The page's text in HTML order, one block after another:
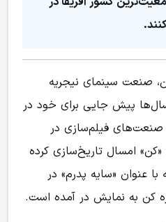
صنعت سینمای نیجریه
سال‌ها پیش جایی برای خود در
صنعت‌های فیلم‌سازی در
«کن» امسال تاریخ‌سازی کرده
عنوان «سایه پدرم» در
کن به نمایش در آمده است.